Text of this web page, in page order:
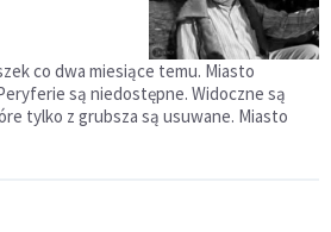
co dwa miesiące temu. Miasto
są niedostępne. Widoczne są
tylko z grubsza są usuwane. Miasto